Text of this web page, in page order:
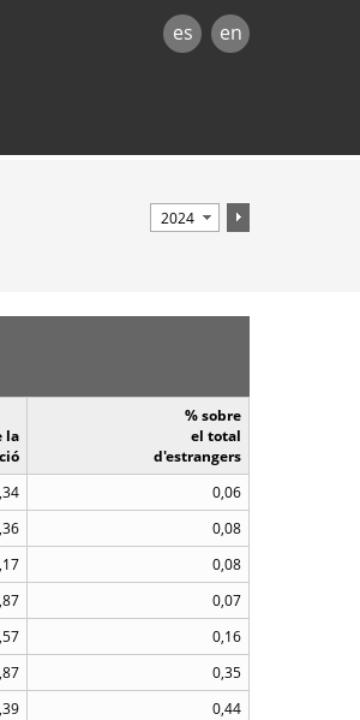
es en
la
% sobre
el total
d'estrangers
0,06
0,08
0,08
0,07
0,16
0,35
0,44